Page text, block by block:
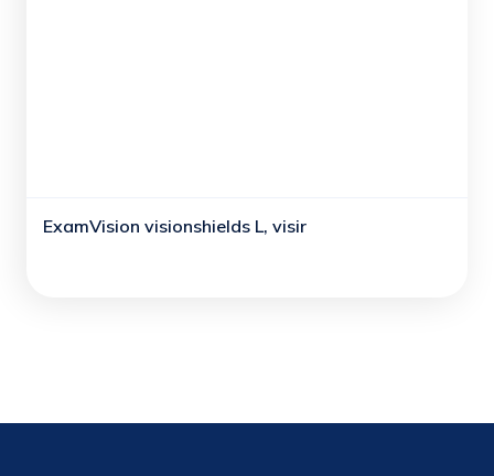
ExamVision visionshields L, visir